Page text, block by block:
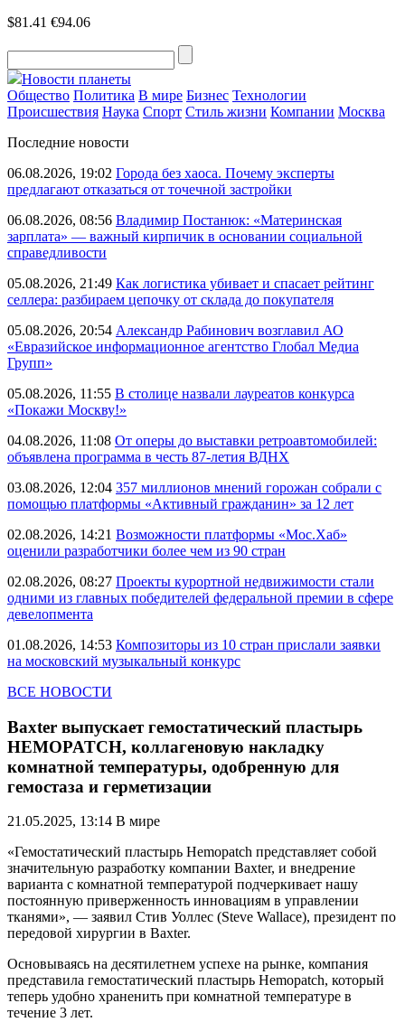
$81.41 €94.06
Новости планеты
Общество Политика В мире Бизнес Технологии
Происшествия Наука Спорт Стиль жизни Компании Москва
Последние новости
06.08.2026, 19:02 Города без хаоса. Почему эксперты
предлагают отказаться от точечной застройки
06.08.2026, 08:56 Владимир Постанюк: «Материнская
зарплата» — важный кирпичик в основании социальной
справедливости
05.08.2026, 21:49 Как логистика убивает и спасает рейтинг
селлера: разбираем цепочку от склада до покупателя
05.08.2026, 20:54 Александр Рабинович возглавил АО
«Евразийское информационное агентство Глобал Медиа
Групп»
05.08.2026, 11:55 В столице назвали лауреатов конкурса
«Покажи Москву!»
04.08.2026, 11:08 От оперы до выставки ретроавтомобилей:
объявлена программа в честь 87-летия ВДНХ
03.08.2026, 12:04 357 миллионов мнений горожан собрали с
помощью платформы «Активный гражданин» за 12 лет
02.08.2026, 14:21 Возможности платформы «Мос.Хаб»
оценили разработчики более чем из 90 стран
02.08.2026, 08:27 Проекты курортной недвижимости стали
одними из главных победителей федеральной премии в сфере
девелопмента
01.08.2026, 14:53 Композиторы из 10 стран прислали заявки
на московский музыкальный конкурс
ВСЕ НОВОСТИ
Baxter выпускает гемостатический пластырь
HEMOPATCH, коллагеновую накладку
комнатной температуры, одобренную для
гемостаза и герметизации
21.05.2025, 13:14 В мире
«Гемостатический пластырь Hemopatch представляет собой
значительную разработку компании Baxter, и внедрение
варианта с комнатной температурой подчеркивает нашу
постоянную приверженность инновациям в управлении
тканями», — заявил Стив Уоллес (Steve Wallace), президент по
передовой хирургии в Baxter.
Основываясь на десятилетнем успехе на рынке, компания
представила гемостатический пластырь Hemopatch, который
теперь удобно храненить при комнатной температуре в
течение 3 лет.